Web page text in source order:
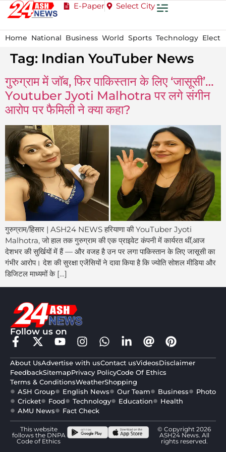
E-Paper Select City
Home National Business World Sports Technology
Tag: Indian YouTuber News
गुरुग्राम में जॉब, फिर पाकिस्तान के लिए ‘जासूसी’…
Youtuber Jyoti Malhotra पर लगे संगीन
आरोप पर फैमिली ने क्या कहा?
गुरुग्राम/हिसार | ASH24 NEWS हरियाणा की YouTuber Jyoti
Malhotra, जो हाल तक गुरुग्राम की एक प्राइवेट कंपनी में कार्यरत थीं,आज
देशभर की सुर्खियों में हैं — और वजह है उन पर लगा पाकिस्तान के लिए जासूसी का
गंभीर आरोप। देश की सुरक्षा एजेंसियों ने दावा किया है कि ज्योति सोशल मीडिया और
डिजिटल माध्यमों के […]
Follow us on
About UsAdvertise with usContact usVideosDisclaimer
FeedbackSitemapPrivacy PolicyCode Of Ethics
Terms & ConditionsWeatherShopping
ASH Group
English News Our Team Business
Photo
Cricket
Food Technology Education
Health
AMU News
Fact Check
This website
follows the DNPA
Code of Ethics
© Copyright 2026
ASH24 News. All
rights reserved.